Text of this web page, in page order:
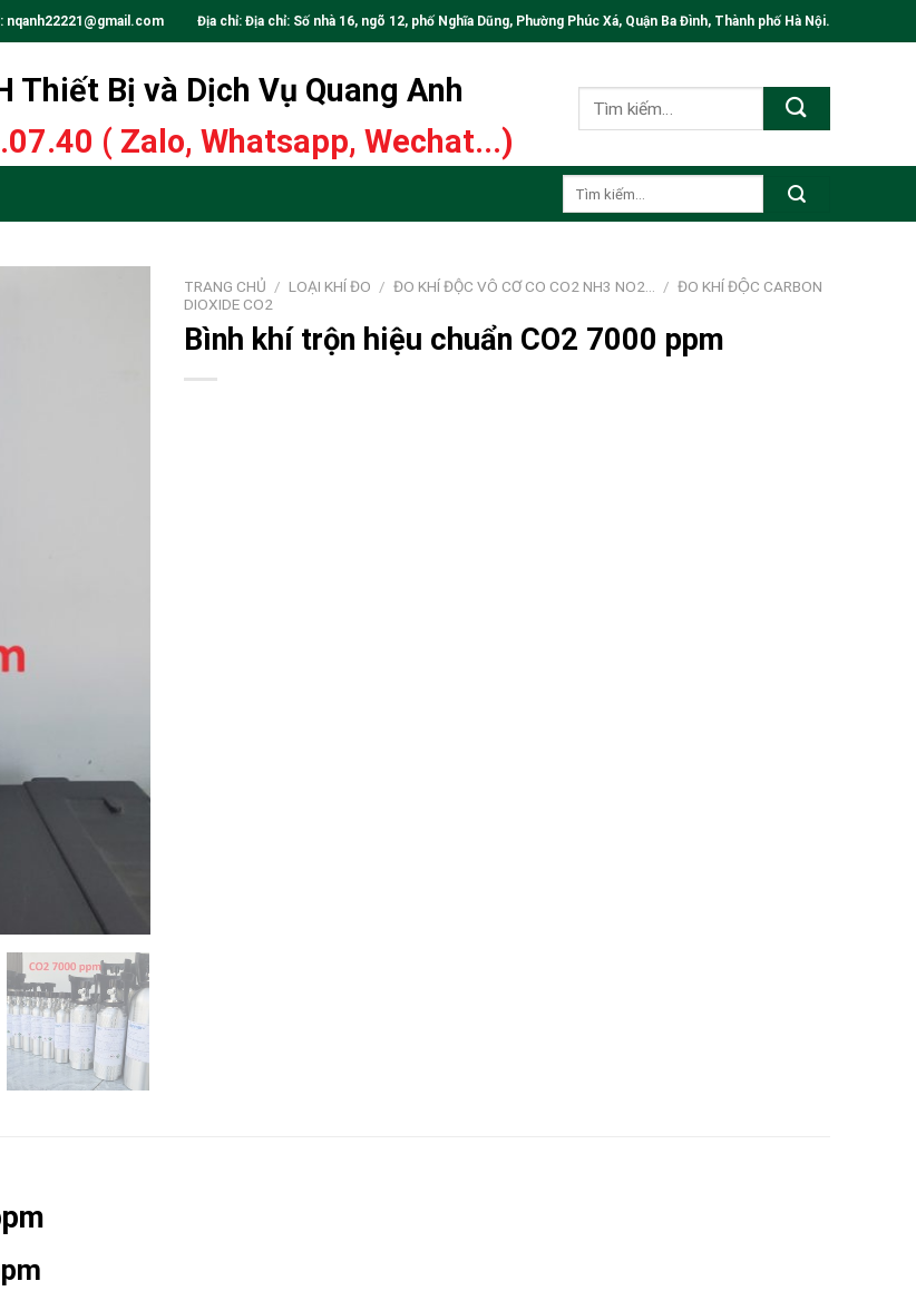
nqanh22221@gmail.com Địa chỉ: Địa chỉ: Số nhà 16, ngõ 12, phố Nghĩa Dũng, Phường Phúc Xá, Quận Ba Đình, Thành phố Hà Nội.
Thiết Bị và Dịch Vụ Quang Anh
( Zalo, Whatsapp, Wechat...)
Tìm
TRANG CHỦ / LOẠI KHÍ ĐO / ĐO KHÍ ĐỘC VÔ CƠ CO CO2 NH3 NO2… / ĐO KHÍ ĐỘC CARBON
DIOXIDE CO2
Bình khí trộn hiệu chuẩn CO2 7000 ppm